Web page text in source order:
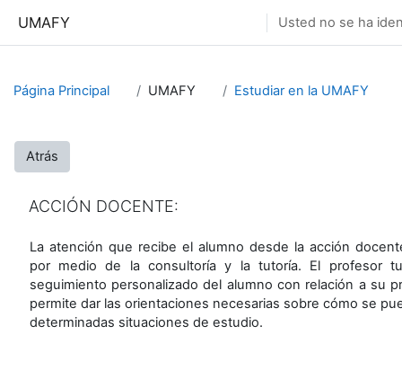
UMAFY Usted no se ha
Página Principal UMAFY Estudiar en la UMAFY
Atrás
ACCIÓN DOCENTE:
La atención que recibe el alumno desde la acción
por medio de la consultoría y la tutoría. El profesor
seguimiento personalizado del alumno con relación a su
permite dar las orientaciones necesarias sobre cómo se
determinadas situaciones de estudio.